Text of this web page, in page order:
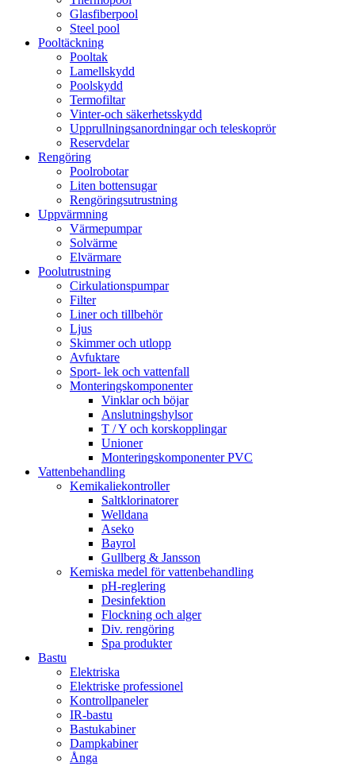
Glasfiberpool
Steel pool
Pooltäckning
Pooltak
Lamellskydd
Poolskydd
Termofiltar
Vinter-och säkerhetsskydd
Upprullningsanordningar och teleskoprör
Reservdelar
Rengöring
Poolrobotar
Liten bottensugar
Rengöringsutrustning
Uppvärmning
Värmepumpar
Solvärme
Elvärmare
Poolutrustning
Cirkulationspumpar
Filter
Liner och tillbehör
Ljus
Skimmer och utlopp
Avfuktare
Sport- lek och vattenfall
Monteringskomponenter
Vinklar och böjar
Anslutningshylsor
T / Y och korskopplingar
Unioner
Monteringskomponenter PVC
Vattenbehandling
Kemikaliekontroller
Saltklorinatorer
Welldana
Aseko
Bayrol
Gullberg & Jansson
Kemiska medel för vattenbehandling
pH-reglering
Desinfektion
Flockning och alger
Div. rengöring
Spa produkter
Bastu
Elektriska
Elektriske professionel
Kontrollpaneler
IR-bastu
Bastukabiner
Dampkabiner
Ånga